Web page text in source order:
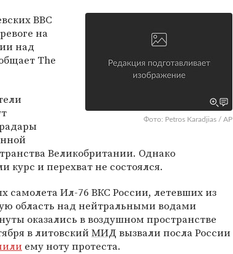
Фото: Petros Karadjias / AP
ВВС
на
над
The
Великобритании. Однако
курс и перехват не состоялся.
самолета Ил-76 ВКС России, летевших из
область над нейтральными водами
оказались в воздушном пространстве
в литовскийМИД вызвали посла России
ему ноту протеста.